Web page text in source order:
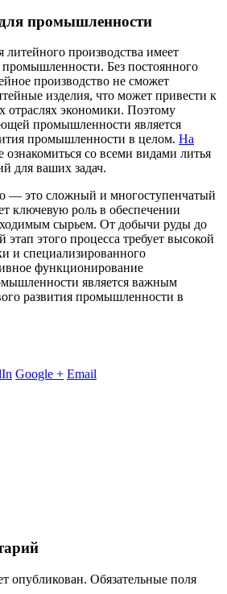
промышленности
литейного производства имеет
промышленности. Без постоянного
производство не сможет
изделия, что может привести к
отраслях экономики. Поэтому
промышленности является
промышленности в целом. На
ознакомиться со всеми видами литья
для ваших задач.
— это сложный и многоступенчатый
ключевую роль в обеспечении
сырьем. От добычи руды до
этого процесса требует высокой
и специализированного
функционирование
является важным
развития промышленности в
Google + Email
опубликован. Обязательные поля